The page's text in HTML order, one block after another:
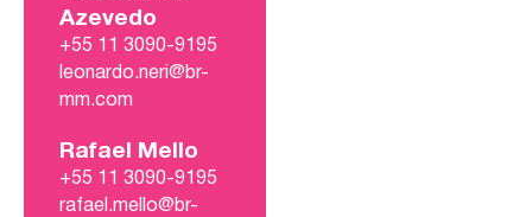
Azevedo
+55 11 3090-9195
leonardo.neri@br-
mm.com
Rafael Mello
+55 11 3090-9195
rafael.mello@br-